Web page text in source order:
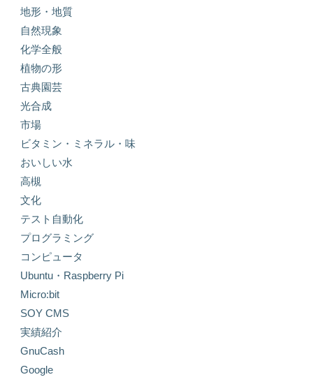
地形・地質
自然現象
化学全般
植物の形
古典園芸
光合成
市場
ビタミン・ミネラル・味
おいしい水
高槻
文化
テスト自動化
プログラミング
コンピュータ
Ubuntu・Raspberry Pi
Micro:bit
SOY CMS
実績紹介
GnuCash
Google